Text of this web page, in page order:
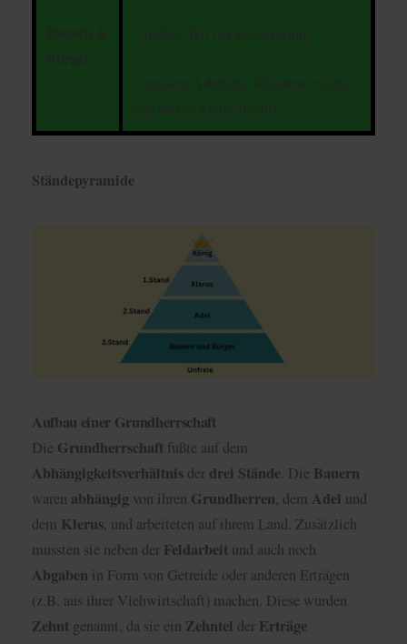
Ständepyramide
Aufbau einer Grundherrschaft
Die Grundherrschaft fußte auf dem
Abhängigkeitsverhältnis der drei Stände . Die Bauern
waren abhängig von ihren Grundherren, dem Adel und
dem Klerus, und arbeiteten auf ihrem Land. Zusätzlich
mussten sie neben der Feldarbeit und auch noch
Abgaben in Form von Getreide oder anderen Erträgen
(z.B. aus ihrer Viehwirtschaft) machen. Diese wurden
Zehnt genannt, da sie ein Zehntel der Erträge